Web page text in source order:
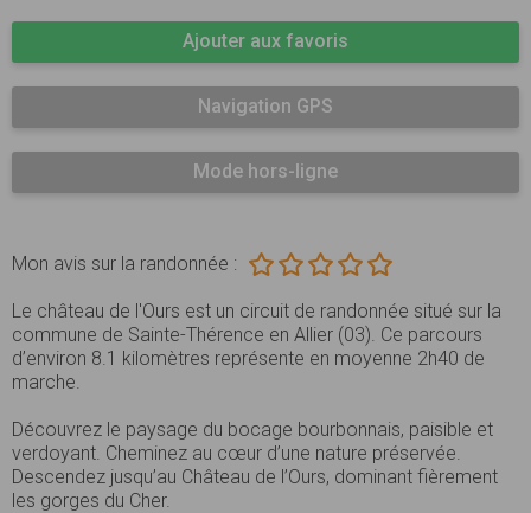
Ajouter aux favoris
Navigation GPS
Mode hors-ligne
Mon avis sur la randonnée :
Le château de l'Ours est un circuit de randonnée situé sur la
commune de Sainte-Thérence en Allier (03). Ce parcours
d’environ 8.1 kilomètres représente en moyenne 2h40 de
marche.
Découvrez le paysage du bocage bourbonnais, paisible et
verdoyant. Cheminez au cœur d’une nature préservée.
Descendez jusqu’au Château de l’Ours, dominant fièrement
les gorges du Cher.